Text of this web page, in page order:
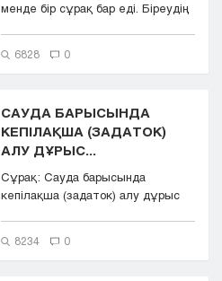
менде бір сұрақ бар еді. Біреудің
6828 0
САУДА БАРЫСЫНДА
КЕПІЛАҚША (ЗАДАТОК)
АЛУ ДҰРЫС...
Сұрақ: Сауда барысында
кепілақша (задаток) алу дұрыс
8234 0